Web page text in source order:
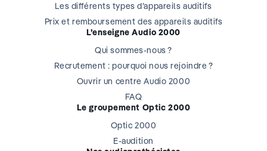
Les différents types d’appareils auditifs
Prix et remboursement des appareils auditifs
L’enseigne Audio 2000
Qui sommes-nous ?
Recrutement : pourquoi nous rejoindre ?
Ouvrir un centre Audio 2000
FAQ
Le groupement Optic 2000
Optic 2000
E-audition